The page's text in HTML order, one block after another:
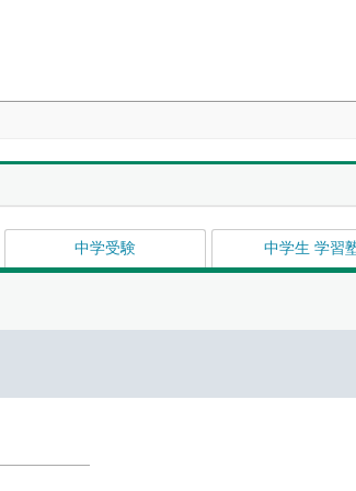
中学受験 中学生 学習